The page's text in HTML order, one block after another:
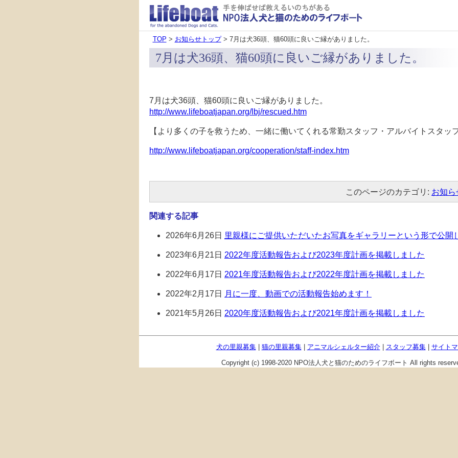
TOP > お知らせトップ> 7月は犬36頭、猫60頭に良いご縁がありました。
7月は犬36頭、猫60頭に良いご縁がありました。
7月は犬36頭、猫60頭に良いご縁がありました。
http://www.lifeboatjapan.org/lbj/rescued.htm
【より多くの子を救うため、一緒に働いてくれる常勤スタッフ・アルバイトスタッ
http://www.lifeboatjapan.org/cooperation/staff-index.htm
このページのカテゴリ: お知ら
関連する記事
2026年6月26日 里親様にご提供いただいたお写真をギャラリーという形で公開
2023年6月21日 2022年度活動報告および2023年度計画を掲載しました
2022年6月17日 2021年度活動報告および2022年度計画を掲載しました
2022年2月17日 月に一度、動画での活動報告始めます！
2021年5月26日 2020年度活動報告および2021年度計画を掲載しました
犬の里親募集| 猫の里親募集| アニマルシェルター紹介| スタッフ募集| サイト
Copyright (c) 1998-2020 NPO法人犬と猫のためのライフボート All rights